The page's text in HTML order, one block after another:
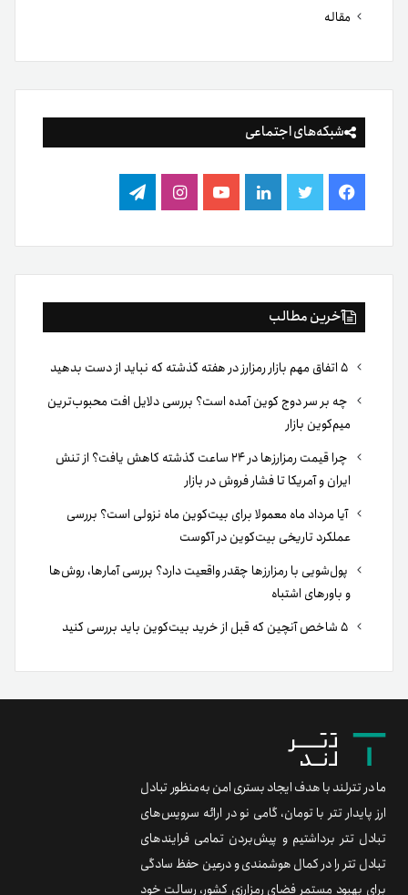
مقاله
شبکه‌های اجتماعی
فیس
بوک
توییتر لینکدینیوتیوباینستاگرام
تلگرام
آخرین مطالب
چه بر سر دوج کوین آمده است؟ بررسی دلایل افت محبوب‌ترین
میم‌کوین بازار
چرا قیمت رمزارزها در ۲۴ ساعت گذشته کاهش یافت؟ از تنش
ایران و آمریکا تا فشار فروش در بازار
آیا مرداد ماه معمولا برای بیت‌کوین ماه نزولی است؟ بررسی
عملکرد تاریخی بیت‌کوین در آگوست
پول‌شویی با رمزارزها چقدر واقعیت دارد؟ بررسی آمارها، روش‌ها
و باورهای اشتباه
ما در تترلند با هدف ایجاد بستری امن به‌منظور تبادل
ارز پایدار تتر با تومان، گامی نو در ارائه سرویس‌های
تبادل تتر برداشتیم و پیش‌بردن تمامی فرایندهای
تبادل تتر را در کمال هوشمندی و درعین حفظ سادگی
برای بهبود مستمر فضای رمزارزی کشور، رسالت خود